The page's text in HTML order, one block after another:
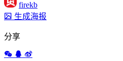
firekb
生成海报
分享